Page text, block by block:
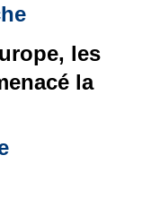
les
la